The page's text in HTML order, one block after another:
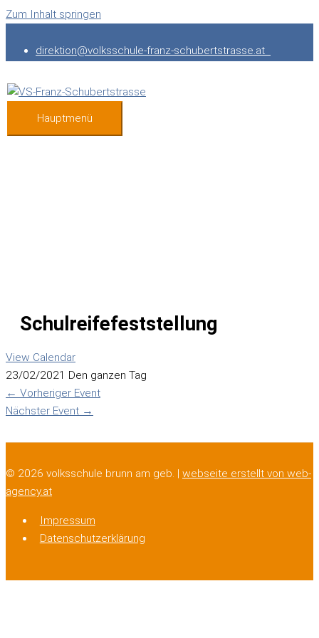
Zum Inhalt springen
direktion@volksschule-franz-schubertstrasse.at
Hauptmenü
Schulreifefeststellung
View Calendar
23/02/2021 Den ganzen Tag
← Vorheriger Event
Nächster Event →
© 2026 volksschule brunn am geb. | webseite erstellt von web-
agency.at
Impressum
Datenschutzerklärung